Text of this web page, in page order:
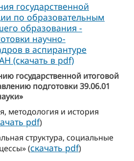
государственной
по образовательным
образования -
научно-
в аспирантуре
(скачать в pdf)
государственной итоговой
подготовки 39.06.01
методология и история
pdf)
структура, социальные
(скачать pdf)